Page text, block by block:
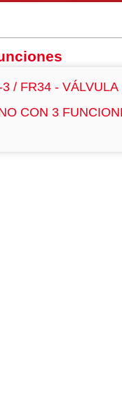
/ FR34 - VÁLVULA
CON 3